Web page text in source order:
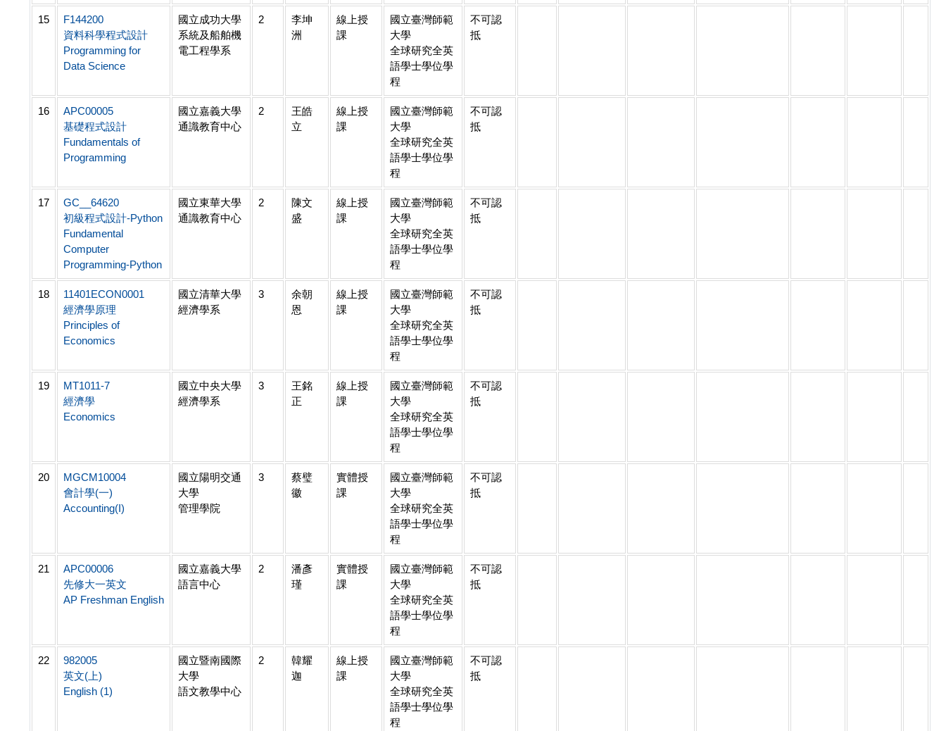
15
F144200
資料科學程式設計
Programming for
Data Science
國立成功大學
系統及船舶機
電工程學系
2
李坤
洲
線上授
課
國立臺灣師範
大學
全球研究全英
語學士學位學
程
不可認
抵
16
APC00005
基礎程式設計
Fundamentals of
Programming
國立嘉義大學
通識教育中心
2
王皓
立
線上授
課
國立臺灣師範
大學
全球研究全英
語學士學位學
程
不可認
抵
17
GC__64620
初級程式設計-Python
Fundamental
Computer
Programming-Python
國立東華大學
通識教育中心
2
陳文
盛
線上授
課
國立臺灣師範
大學
全球研究全英
語學士學位學
程
不可認
抵
18
11401ECON0001
經濟學原理
Principles of
Economics
國立清華大學
經濟學系
3
余朝
恩
線上授
課
國立臺灣師範
大學
全球研究全英
語學士學位學
程
不可認
抵
19
MT1011-7
經濟學
Economics
國立中央大學
經濟學系
3
王銘
正
線上授
課
國立臺灣師範
大學
全球研究全英
語學士學位學
程
不可認
抵
20
MGCM10004
會計學(一)
Accounting(I)
國立陽明交通
大學
管理學院
3
蔡璧
徽
實體授
課
國立臺灣師範
大學
全球研究全英
語學士學位學
程
不可認
抵
21
APC00006
先修大一英文
AP Freshman English
國立嘉義大學
語言中心
2
潘彥
瑾
實體授
課
國立臺灣師範
大學
全球研究全英
語學士學位學
程
不可認
抵
22
982005
英文(上)
English (1)
國立暨南國際
大學
語文教學中心
2
韓耀
迦
線上授
課
國立臺灣師範
大學
全球研究全英
語學士學位學
程
不可認
抵